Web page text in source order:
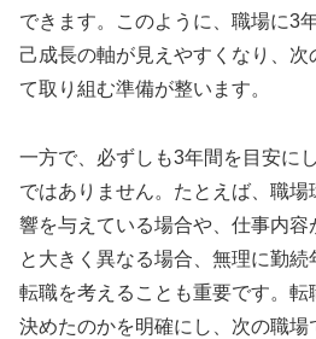
できます。このように、職場に3
己成長の軸が見えやすくなり、
て取り組む準備が整います。
一方で、必ずしも3年間を目安に
ではありません。たとえば、職
響を与えている場合や、仕事内
と大きく異なる場合、無理に勤
転職を考えることも重要です。
決めたのかを明確にし、次の職場